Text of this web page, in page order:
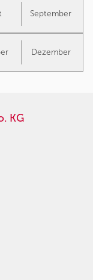
September
Dezember
KG